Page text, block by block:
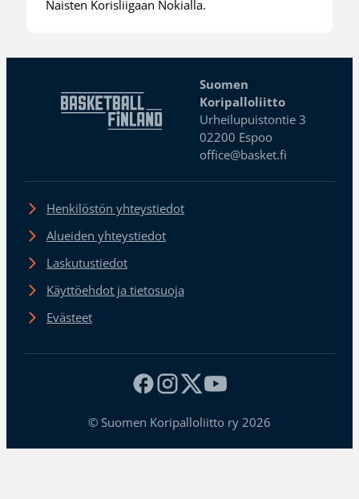
Naisten Korisliigaan Nokialla.
Suomen
Koripalloliitto
Urheilupuistontie 3
02200 Espoo
office@basket.fi
Henkilöstön yhteystiedot
Alueiden yhteystiedot
Laskutustiedot
Käyttöehdot ja tietosuoja
Evästeet
© Suomen Koripalloliitto ry 2026